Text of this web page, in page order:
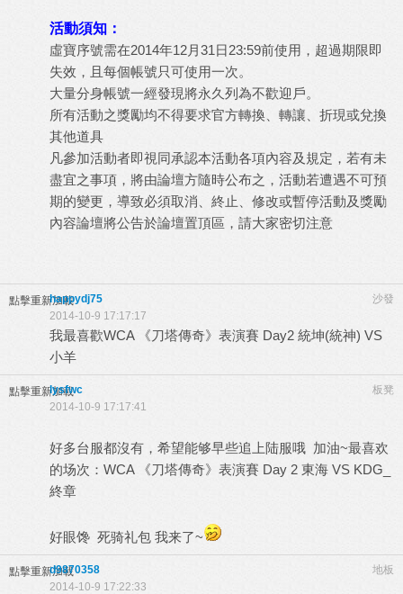
活動須知：
虛寶序號需在2014年12月31日23:59前使用，超過期限即
失效，且每個帳號只可使用一次。
大量分身帳號一經發現將永久列為不歡迎戶。
所有活動之獎勵均不得要求官方轉換、轉讓、折現或兌換
其他道具
凡參加活動者即視同承認本活動各項內容及規定，若有未
盡宜之事項，將由論壇方隨時公布之，活動若遭遇不可預
期的變更，導致必須取消、終止、修改或暫停活動及獎勵
內容論壇將公告於論壇置頂區，請大家密切注意
點擊重新加載 沙發
happydj75
2014-10-9 17:17:17
我最喜歡WCA 《刀塔傳奇》表演賽 Day2 統坤(統神) VS
小羊
點擊重新加載 板凳
lysfwc
2014-10-9 17:17:41
好多台服都沒有，希望能够早些追上陆服哦 加油~最喜欢
的场次：WCA 《刀塔傳奇》表演賽 Day 2 東海 VS KDG_
終章
好眼馋 死骑礼包 我来了~
點擊重新加載 地板
d9870358
2014-10-9 17:22:33